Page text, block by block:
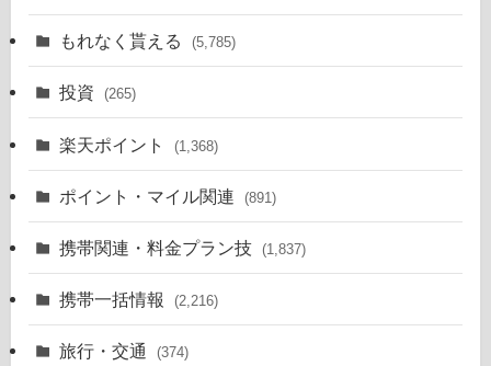
もれなく貰える (5,785)
投資 (265)
楽天ポイント (1,368)
ポイント・マイル関連 (891)
携帯関連・料金プラン技 (1,837)
携帯一括情報 (2,216)
旅行・交通 (374)